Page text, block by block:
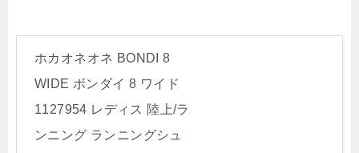
ホカオネオネ BONDI 8
WIDE ボンダイ 8 ワイド
1127954 レディス 陸上/ラ
ンニング ランニングシュ